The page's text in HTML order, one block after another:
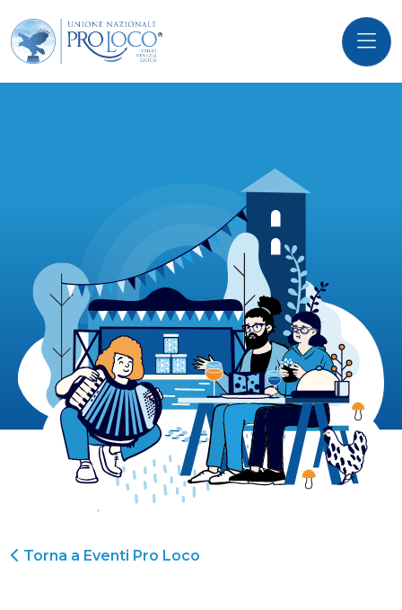
Torna a Eventi Pro Loco